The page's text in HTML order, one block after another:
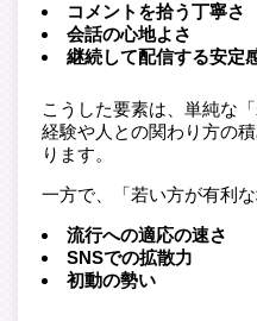
コメントを拾う丁寧さ
会話の心地よさ
継続して配信する安定
こうした要素は、単純な「
経験や人との関わり方の
ります。
一方で、「若い方が有利
流行への適応の速さ
SNSでの拡散力
初動の勢い